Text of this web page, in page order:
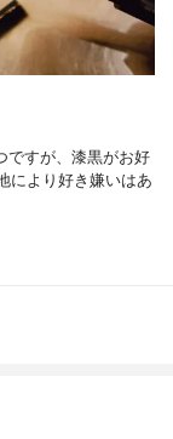
ですが、漆黒がお好
により好き嫌いはあ